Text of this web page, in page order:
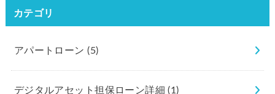
カテゴリ
アパートローン(5)
デジタルアセット担保ローン詳細(1)